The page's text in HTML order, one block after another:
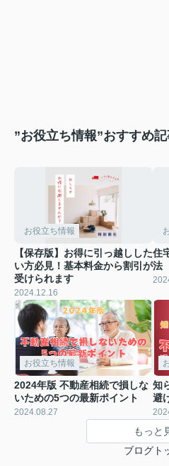
”お役立ち情報”おすすめ
お役立ち情報
【保存版】お得に引っ越しした
い方必見！基本料金から割引が
受けられます
2024.12.16
住
法
お役立ち情報
2024年版 不動産相続で損しな
いための5つの最新ポイント
2024.08.27
知
避
もっと
ブログト